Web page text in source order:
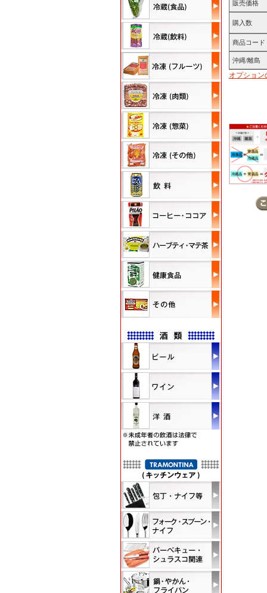
販売価格
購入数
商品コード
沖縄/離島
オプション